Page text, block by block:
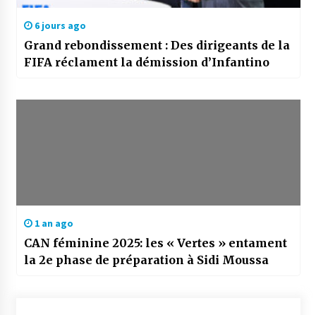
6 jours ago
Grand rebondissement : Des dirigeants de la
FIFA réclament la démission d’Infantino
1 an ago
CAN féminine 2025: les « Vertes » entament
la 2e phase de préparation à Sidi Moussa